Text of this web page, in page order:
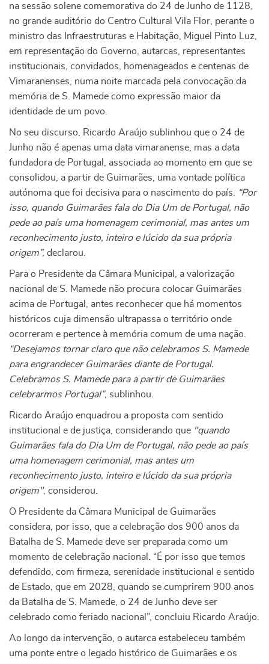
na sessão solene comemorativa do 24 de Junho de 1128,
no grande auditório do Centro Cultural Vila Flor, perante o
ministro das Infraestruturas e Habitação, Miguel Pinto Luz,
em representação do Governo, autarcas, representantes
institucionais, convidados, homenageados e centenas de
Vimaranenses, numa noite marcada pela convocação da
memória de S. Mamede como expressão maior da
identidade de um povo.
No seu discurso, Ricardo Araújo sublinhou que o 24 de
Junho não é apenas uma data vimaranense, mas a data
fundadora de Portugal, associada ao momento em que se
consolidou, a partir de Guimarães, uma vontade política
autónoma que foi decisiva para o nascimento do país.
“Por
isso, quando Guimarães fala do Dia Um de Portugal, não
pede ao país uma homenagem cerimonial, mas antes um
reconhecimento justo, inteiro e lúcido da sua própria
origem”, declarou.
Para o Presidente da Câmara Municipal, a valorização
nacional de S. Mamede não procura colocar Guimarães
acima de Portugal, antes reconhecer que há momentos
históricos cuja dimensão ultrapassa o território onde
ocorreram e pertence à memória comum de uma nação.
“Desejamos tornar claro que não celebramos S. Mamede
para engrandecer Guimarães diante de Portugal.
Celebramos S. Mamede para a partir de Guimarães
celebrarmos Portugal”, sublinhou.
Ricardo Araújo enquadrou a proposta com sentido
institucional e de justiça, considerando que "quando
Guimarães fala do Dia Um de Portugal, não pede ao país
uma homenagem cerimonial, mas antes um
reconhecimento justo, inteiro e lúcido da sua própria
origem", considerou.
O Presidente da Câmara Municipal de Guimarães
considera, por isso, que a celebração dos 900 anos da
Batalha de S. Mamede deve ser preparada como um
momento de celebração nacional. “É por isso que temos
defendido, com firmeza, serenidade institucional e sentido
de Estado, que em 2028, quando se cumprirem 900 anos
da Batalha de S. Mamede, o 24 de Junho deve ser
celebrado como feriado nacional”, concluiu Ricardo Araújo.
Ao longo da intervenção, o autarca estabeleceu também
uma ponte entre o legado histórico de Guimarães e os